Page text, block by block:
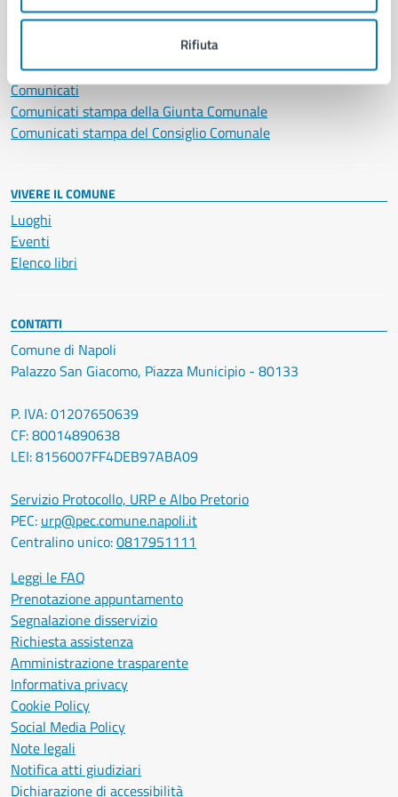
Rifiuta
NOVITÀ
Avvisi
Comunicati
Comunicati stampa della Giunta Comunale
Comunicati stampa del Consiglio Comunale
VIVERE IL COMUNE
Luoghi
Eventi
Elenco libri
CONTATTI
Comune di Napoli
Palazzo San Giacomo, Piazza Municipio - 80133
P. IVA: 01207650639
CF: 80014890638
LEI: 8156007FF4DEB97ABA09
Servizio Protocollo, URP e Albo Pretorio
PEC: urp@pec.comune.napoli.it
Centralino unico:0817951111
Leggi le FAQ
Prenotazione appuntamento
Segnalazione disservizio
Richiesta assistenza
Amministrazione trasparente
Informativa privacy
Cookie Policy
Social Media Policy
Note legali
Notifica atti giudiziari
Dichiarazione di accessibilità